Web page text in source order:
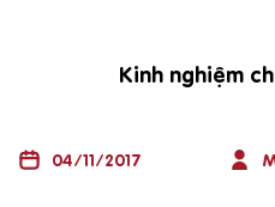
Kinh nghiệm
04/11/2017